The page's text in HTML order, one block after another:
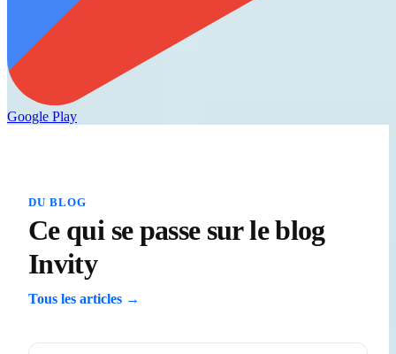
Google Play
DU BLOG
Ce qui se passe sur le blog
Invity
Tous les articles →